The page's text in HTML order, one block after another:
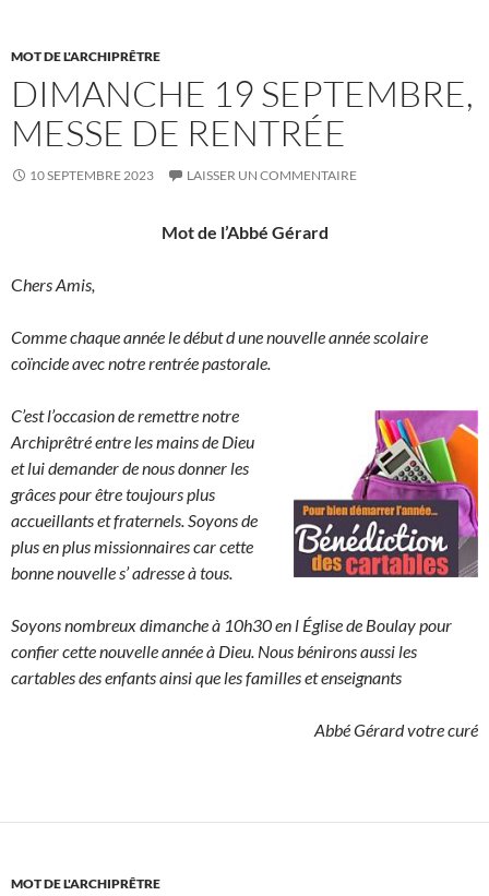
MOT DE L'ARCHIPRÊTRE
DIMANCHE 19 SEPTEMBRE,
MESSE DE RENTRÉE
10 SEPTEMBRE 2023 LAISSER UN COMMENTAIRE
Mot de l’Abbé Gérard
Chers Amis,
Comme chaque année le début d une nouvelle année scolaire
coïncide avec notre rentrée pastorale.
C’est l’occasion de remettre notre
Archiprêtré entre les mains de Dieu
et lui demander de nous donner les
grâces pour être toujours plus
accueillants et fraternels. Soyons de
plus en plus missionnaires car cette
bonne nouvelle s’ adresse à tous.
Soyons nombreux dimanche à 10h30 en l Église de Boulay pour
confier cette nouvelle année à Dieu. Nous bénirons aussi les
cartables des enfants ainsi que les familles et enseignants
Abbé Gérard votre curé
MOT DE L'ARCHIPRÊTRE